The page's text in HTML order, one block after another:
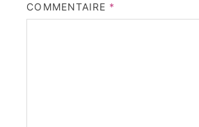
COMMENTAIRE *